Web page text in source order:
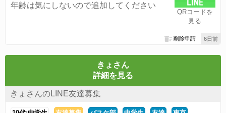
QRコードを
見る
年齢は気にしないので追加してください
6日前
削除申請
きょさん
詳細を見る
きょさんのLINE友達募集